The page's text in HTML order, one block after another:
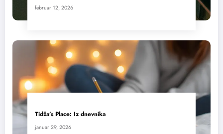
februar 12, 2026
Tidža’s Place: Iz dnevnika
januar 29, 2026